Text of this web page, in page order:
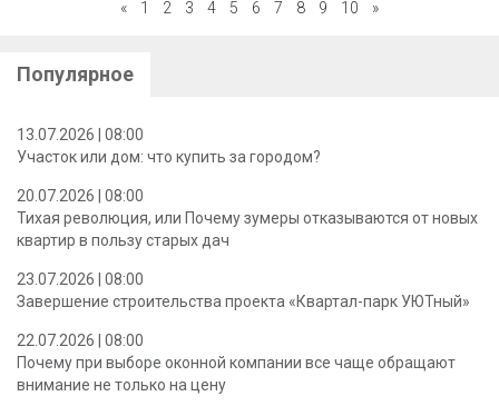
« 1 2 3 4 5 6 7 8 9 10 »
Популярное
13.07.2026 | 08:00
Участок или дом: что купить за городом?
20.07.2026 | 08:00
Тихая революция, или Почему зумеры отказываются от новых
квартир в пользу старых дач
23.07.2026 | 08:00
Завершение строительства проекта «Квартал-парк УЮТный»
22.07.2026 | 08:00
Почему при выборе оконной компании все чаще обращают
внимание не только на цену